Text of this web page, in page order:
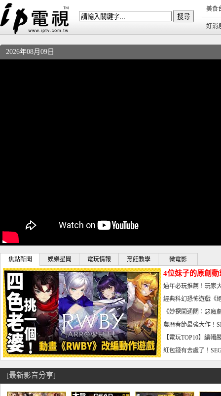
美食
好消
2026年08月09日
焦點新聞 娛樂星聞 電玩情報 烹飪教學 微電影
4位妹子的原創
曝光_電玩宅速配
過年必玩推薦！玩家
宅速配20230126
經典科幻恐怖遊戲《
懼體驗-電玩宅速配
《妙探闖通關：惡
到!!-電玩宅速配
農曆春節最強大作！
電玩宅速配20230123
【電玩TOP10】編
了，封面圖直接雷你
紅包錢有去處了！
宅速配20230119
[最新影音分享]